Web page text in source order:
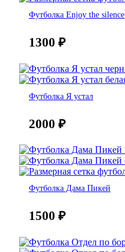
Футболка Enjoy the silence
1300 ₽
Футболка Я устал
2000 ₽
Футболка Дама Пикей
1500 ₽